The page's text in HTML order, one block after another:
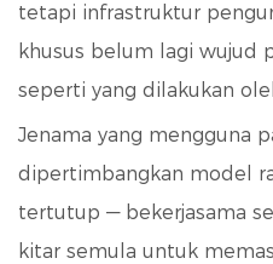
tetapi infrastruktur
khusus belum lagi wujud
seperti yang dilakukan
Jenama yang mengguna
dipertimbangkan model
tertutup — bekerjasama
kitar semula untuk